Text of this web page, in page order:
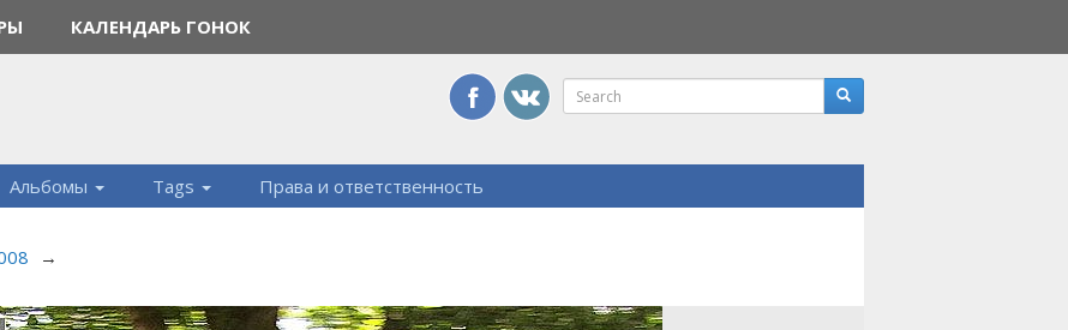
КАЛЕНДАРЬ ГОНОК
Альбомы Tags Права и ответственность
→